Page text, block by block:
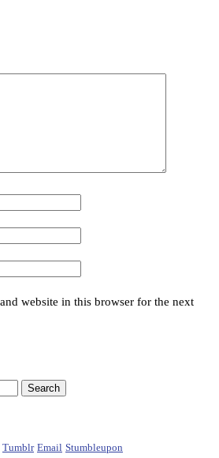
website in this browser for the next
Tumblr Email Stumbleupon